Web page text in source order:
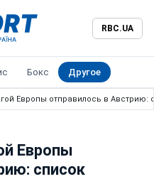
RBC.UA
Бокс Другое
Европы отправилось в Австрию:
Европы
список